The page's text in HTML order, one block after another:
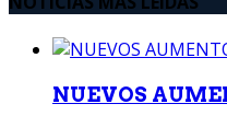
NUEVOS